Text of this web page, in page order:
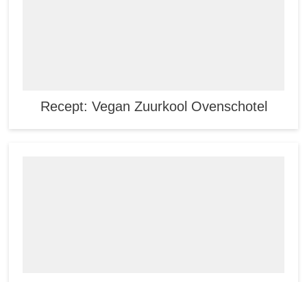
Recept: Vegan Zuurkool Ovenschotel